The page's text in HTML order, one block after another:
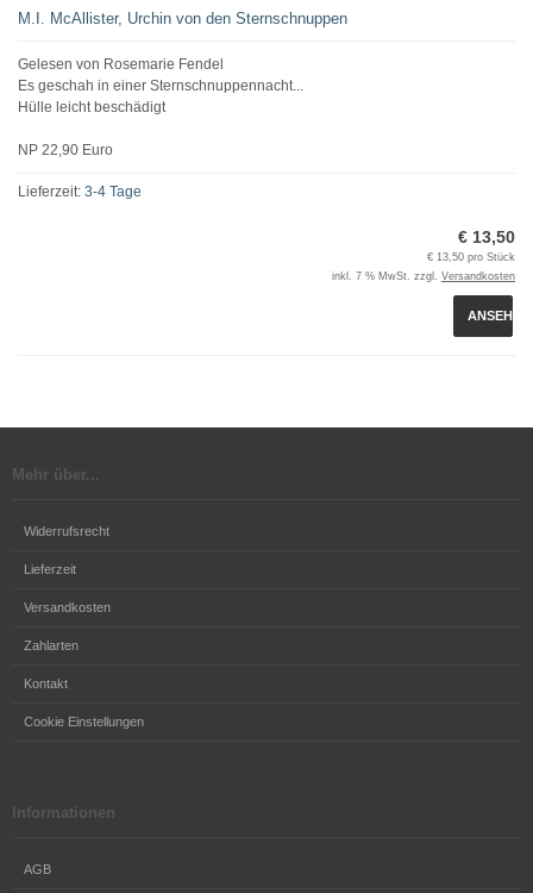
M.I. McAllister, Urchin von den Sternschnuppen
Gelesen von Rosemarie Fendel
Es geschah in einer Sternschnuppennacht...
Hülle leicht beschädigt
NP 22,90 Euro
Lieferzeit: 3-4 Tage
€ 13,50
€ 13,50 pro Stück
inkl. 7 % MwSt. zzgl. Versandkosten
ANSEHEN
Mehr über...
Widerrufsrecht
Lieferzeit
Versandkosten
Zahlarten
Kontakt
Cookie Einstellungen
Informationen
AGB